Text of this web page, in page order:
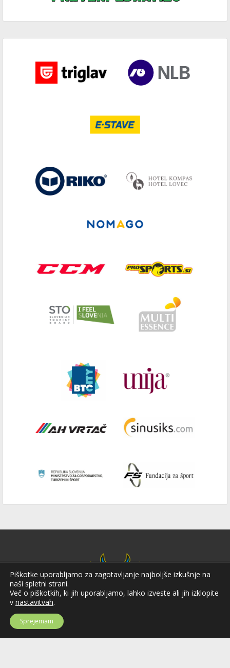
Piškotke uporabljamo za zagotavljanje najboljše izkušnje na
naši spletni strani.
Več o piškotkih, ki jih uporabljamo, lahko izveste ali jih izklopite
v nastavitvah.
Sprejemam